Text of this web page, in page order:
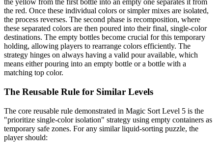
the yellow from the first bottle into an empty one separates it from
the red. Once these individual colors or simpler mixes are isolated,
the process reverses. The second phase is recomposition, where
these separated colors are then poured into their final, single-color
destinations. The empty bottles become crucial for this temporary
holding, allowing players to rearrange colors efficiently. The
strategy hinges on always having a valid pour available, which
means either pouring into an empty bottle or a bottle with a
matching top color.
The Reusable Rule for Similar Levels
The core reusable rule demonstrated in Magic Sort Level 5 is the
"prioritize single-color isolation" strategy using empty containers as
temporary safe zones. For any similar liquid-sorting puzzle, the
player should: